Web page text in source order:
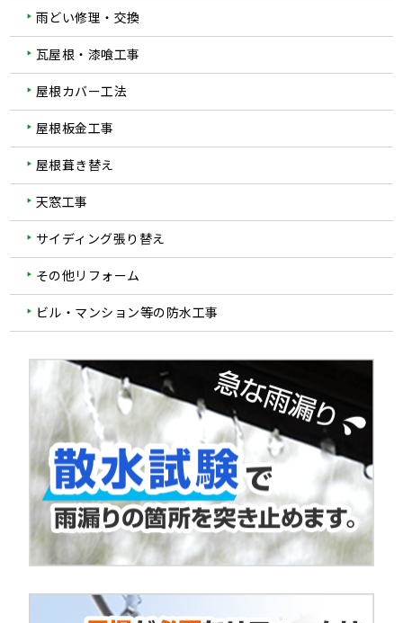
雨どい修理・交換
瓦屋根・漆喰工事
屋根カバー工法
屋根板金工事
屋根葺き替え
天窓工事
サイディング張り替え
その他リフォーム
ビル・マンション等の防水工事